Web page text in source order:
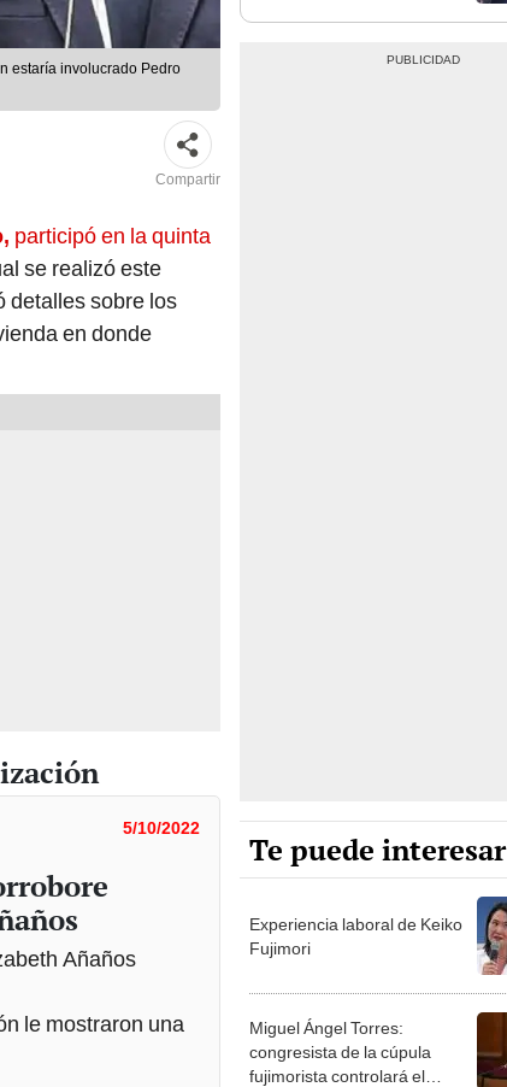
estaría involucrado Pedro
Compartir
participó en la quinta
se realizó este
detalles sobre los
en donde
5/10/2022
Añaños
le mostraron una
Te puede interesar
Experiencia laboral de Keiko
Fujimori
Miguel Ángel Torres:
congresista de la cúpula
fujimorista controlará el